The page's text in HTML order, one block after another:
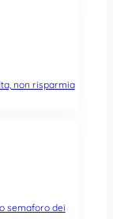
non risparmia
semaforo dei